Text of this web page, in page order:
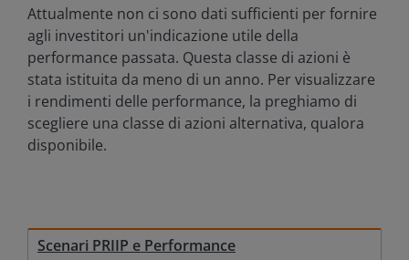
Attualmente non ci sono dati sufficienti per fornire
agli investitori un'indicazione utile della
performance passata. Questa classe di azioni è
stata istituita da meno di un anno. Per visualizzare
i rendimenti delle performance, la preghiamo di
scegliere una classe di azioni alternativa, qualora
disponibile.
Scenari PRIIP e Performance